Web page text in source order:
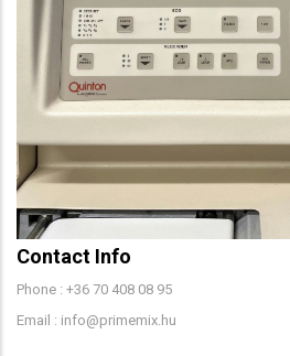
Contact Info
Phone : +36 70 408 08 95
Email : info@primemix.hu